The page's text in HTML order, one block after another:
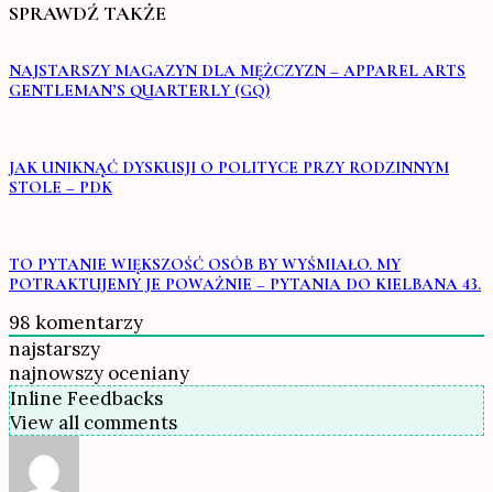
SPRAWDŹ TAKŻE
NAJSTARSZY MAGAZYN DLA MĘŻCZYZN – APPAREL ARTS
GENTLEMAN’S QUARTERLY (GQ)
JAK UNIKNĄĆ DYSKUSJI O POLITYCE PRZY RODZINNYM
STOLE – PDK
TO PYTANIE WIĘKSZOŚĆ OSÓB BY WYŚMIAŁO. MY
POTRAKTUJEMY JE POWAŻNIE – PYTANIA DO KIELBANA 43.
98 komentarzy
najstarszy
najnowszy oceniany
Inline Feedbacks
View all comments